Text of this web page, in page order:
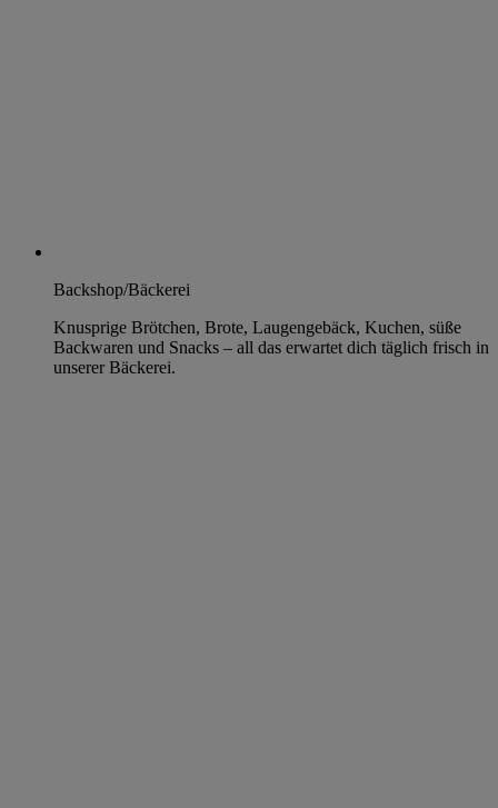
Backshop/Bäckerei
Knusprige Brötchen, Brote, Laugengebäck, Kuchen, süße
Backwaren und Snacks – all das erwartet dich täglich frisch in
unserer Bäckerei.